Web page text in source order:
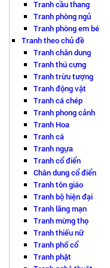
Tranh cầu thang
Tranh phòng ngủ
Tranh phòng em bé
Tranh theo chủ đề
Tranh chân dung
Tranh thú cưng
Tranh trừu tượng
Tranh động vật
Tranh cá chép
Tranh phong cảnh
Tranh Hoa
Tranh cá
Tranh ngựa
Tranh cổ điển
Chân dung cổ điển
Tranh tôn giáo
Tranh bộ hiện đại
Tranh lãng mạn
Tranh mừng thọ
Tranh thiếu nữ
Tranh phố cổ
Tranh phật